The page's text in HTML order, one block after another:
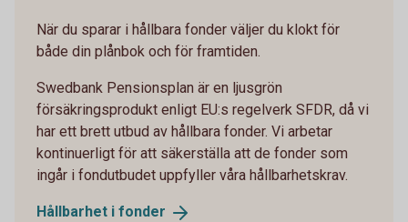
När du sparar i hållbara fonder väljer du klokt för
både din plånbok och för framtiden.
Swedbank Pensionsplan är en ljusgrön
försäkringsprodukt enligt EU:s regelverk SFDR, då vi
har ett brett utbud av hållbara fonder. Vi arbetar
kontinuerligt för att säkerställa att de fonder som
ingår i fondutbudet uppfyller våra hållbarhetskrav.
Hållbarhet i fonder